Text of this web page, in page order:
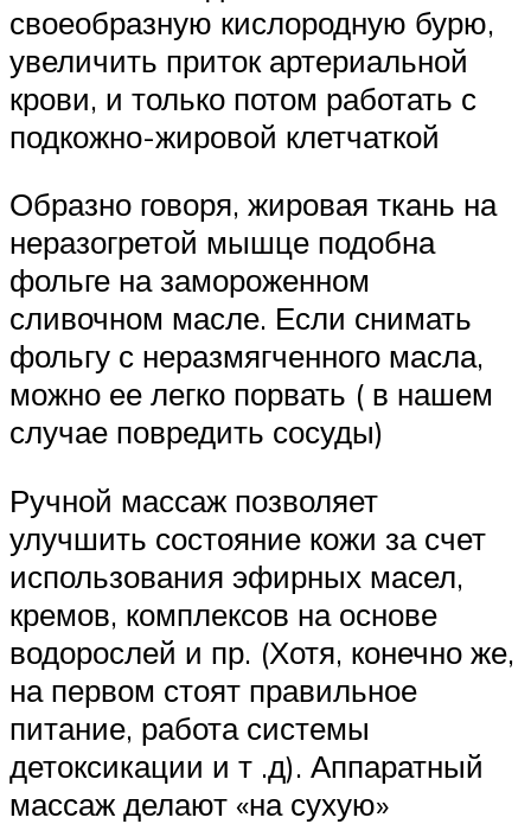
своеобразную кислородную бурю,
увеличить приток артериальной
крови, и только потом работать с
подкожно-жировой клетчаткой
Образно говоря, жировая ткань на
неразогретой мышце подобна
фольге на замороженном
сливочном масле. Если снимать
фольгу с неразмягченного масла,
можно ее легко порвать ( в нашем
случае повредить сосуды)
Ручной массаж позволяет
улучшить состояние кожи за счет
использования эфирных масел,
кремов, комплексов на основе
водорослей и пр. (Хотя, конечно же,
на первом стоят правильное
питание, работа системы
детоксикации и т .д). Аппаратный
массаж делают «на сухую»